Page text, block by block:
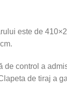
este de
control a
de tiraj a